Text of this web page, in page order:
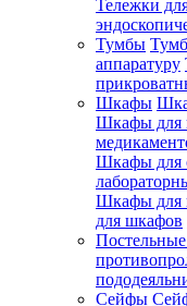
Тележки
Тумбы
аппаратуру
Шкафы
Шкафы для
Шкафы для
Шкафы для
для шкафов
Сейфы